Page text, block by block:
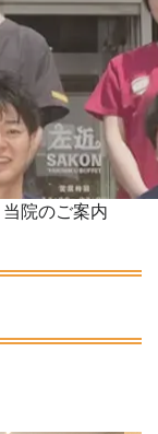
当院のご案内